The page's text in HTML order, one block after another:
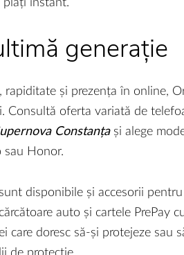
plăți instant.
generație
rapiditate și prezența în online,
Consultă oferta variată de
Constanțași alege
sau Honor.
disponibile și accesorii pentru
auto și cartele PrePay
care doresc să-și protejeze sau